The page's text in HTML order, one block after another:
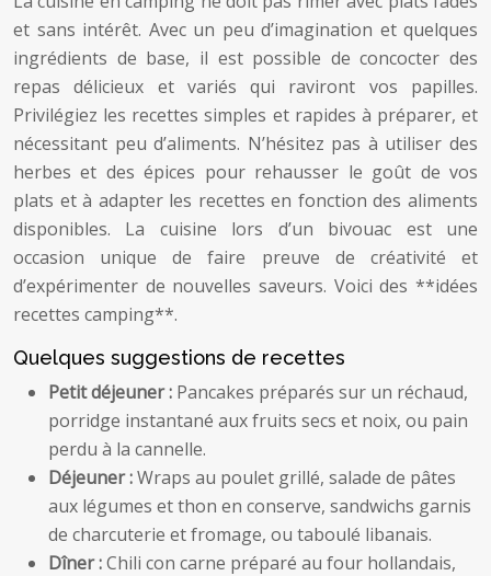
et sans intérêt. Avec un peu d’imagination et quelques
ingrédients de base, il est possible de concocter des
repas délicieux et variés qui raviront vos papilles.
Privilégiez les recettes simples et rapides à préparer, et
nécessitant peu d’aliments. N’hésitez pas à utiliser des
herbes et des épices pour rehausser le goût de vos
plats et à adapter les recettes en fonction des aliments
disponibles. La cuisine lors d’un bivouac est une
occasion unique de faire preuve de créativité et
d’expérimenter de nouvelles saveurs. Voici des **idées
recettes camping**.
Quelques suggestions de recettes
Petit déjeuner : Pancakes préparés sur un réchaud,
porridge instantané aux fruits secs et noix, ou pain
perdu à la cannelle.
Déjeuner :Wraps au poulet grillé, salade de pâtes
aux légumes et thon en conserve, sandwichs garnis
de charcuterie et fromage, ou taboulé libanais.
Dîner :Chili con carne préparé au four hollandais,